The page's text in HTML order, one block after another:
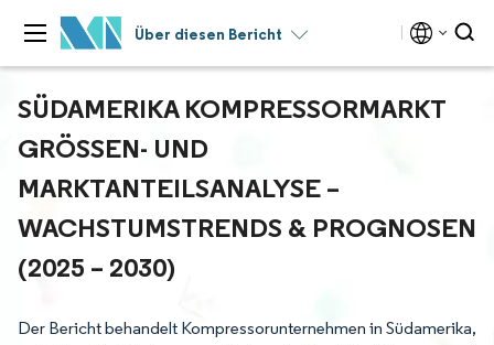
Über diesen Bericht
SÜDAMERIKA KOMPRESSORMARKT
GRÖSSEN- UND M
ARKTANTEILSANALYSE – W
ACHSTUMSTRENDS & PROGNOSEN (
2025 – 2030)
Der Bericht behandelt Kompressorunternehmen in Südamerika,